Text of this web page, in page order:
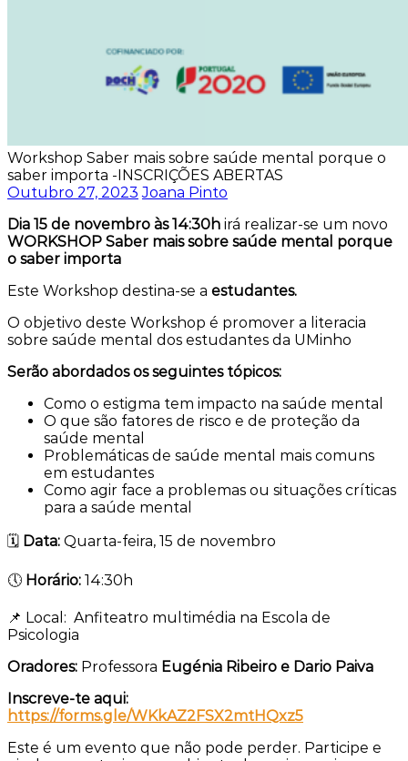
Workshop Saber mais sobre saúde mental porque o
saber importa -INSCRIÇÕES ABERTAS
Outubro 27, 2023 Joana Pinto
Dia 15 de novembro às 14:30h irá realizar-se um novo
WORKSHOP Saber mais sobre saúde mental porque
o saber importa
Este Workshop destina-se a estudantes.
O objetivo deste Workshop é promover a literacia
sobre saúde mental dos estudantes da UMinho
Serão abordados os seguintes tópicos:
Como o estigma tem impacto na saúde mental
O que são fatores de risco e de proteção da
saúde mental
Problemáticas de saúde mental mais comuns
em estudantes
Como agir face a problemas ou situações críticas
para a saúde mental
🗓️ Data: Quarta-feira, 15 de novembro
🕔 Horário: 14:30h
📌 Local: Anfiteatro multimédia na Escola de
Psicologia
Oradores: Professora Eugénia Ribeiro e Dario Paiva
Inscreve-te aqui:
https://forms.gle/WKkAZ2FSX2mtHQxz5
Este é um evento que não pode perder. Participe e